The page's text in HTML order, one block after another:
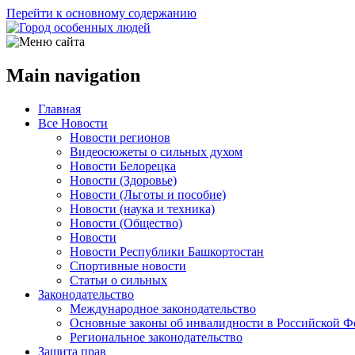
Перейти к основному содержанию
Main navigation
Главная
Все Новости
Новости регионов
Видеосюжеты о сильных духом
Новости Белорецка
Новости (Здоровье)
Новости (Льготы и пособие)
Новости (наука и техника)
Новости (Общество)
Новости
Новости Республики Башкортостан
Спортивные новости
Статьи о сильных
Законодательство
Международное законодательство
Основные законы об инвалидности в Российской
Региональное законодательство
Защита прав